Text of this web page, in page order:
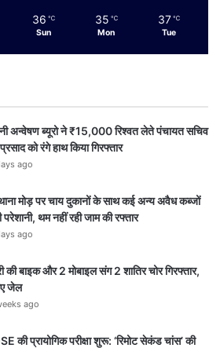
36 ℃
Sun
35 ℃
Mon
37 ℃
Tue
अन्वेषण ब्यूरो ने ₹15,000 रिश्वत लेते पंचायत सचिव
को रंगे हाथ किया गिरफ्तार
ago
मोड़ पर चाय दुकानों के साथ कई अन्य अवैध कब्जों
परेशानी, थम नहीं रही जाम की रफ्तार
ago
की बाइक और 2 मोबाइल संग 2 शातिर चोर गिरफ्तार,
जेल
ago
की प्रायोगिक परीक्षा शुरू: ‘रिमोट सेकंड चांस’ की